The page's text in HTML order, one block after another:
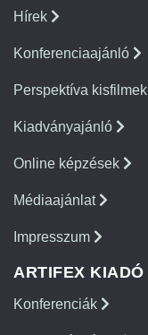
Hírek
Konferenciaajánló
Perspektíva kisfilmek
Kiadványajánló
Online képzések
Médiaajánlat
Impresszum
ARTIFEX KIADÓ
Konferenciák